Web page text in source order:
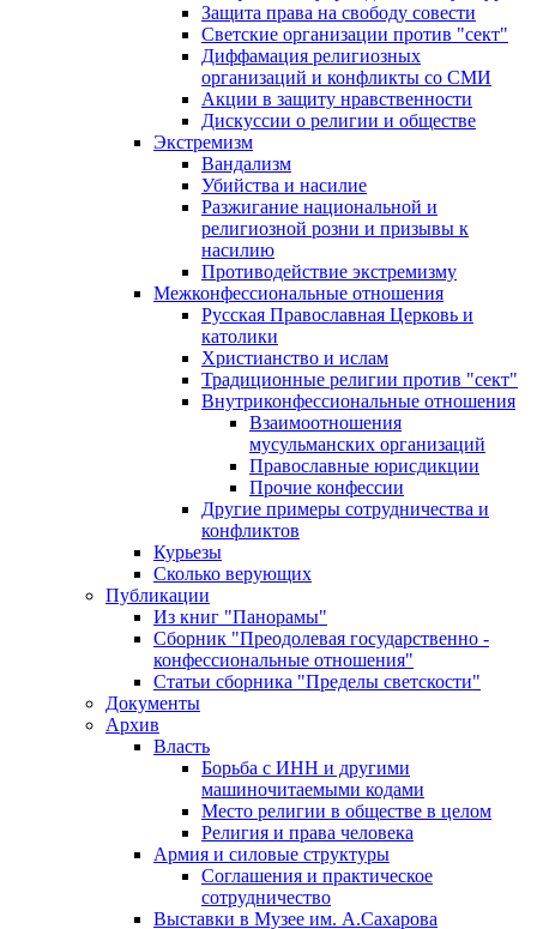
Защита права на свободу совести
Светские организации против "сект"
Диффамация религиозных
организаций и конфликты со СМИ
Акции в защиту нравственности
Дискуссии о религии и обществе
Экстремизм
Вандализм
Убийства и насилие
Разжигание национальной и
религиозной розни и призывы к
насилию
Противодействие экстремизму
Межконфессиональные отношения
Русская Православная Церковь и
католики
Христианство и ислам
Традиционные религии против "сект"
Внутриконфессиональные отношения
Взаимоотношения
мусульманских организаций
Православные юрисдикции
Прочие конфессии
Другие примеры сотрудничества и
конфликтов
Курьезы
Сколько верующих
Публикации
Из книг "Панорамы"
Сборник "Преодолевая государственно -
конфессиональные отношения"
Статьи сборника "Пределы светскости"
Документы
Архив
Власть
Борьба с ИНН и другими
машиночитаемыми кодами
Место религии в обществе в целом
Религия и права человека
Армия и силовые структуры
Соглашения и практическое
сотрудничество
Выставки в Музее им. А.Сахарова